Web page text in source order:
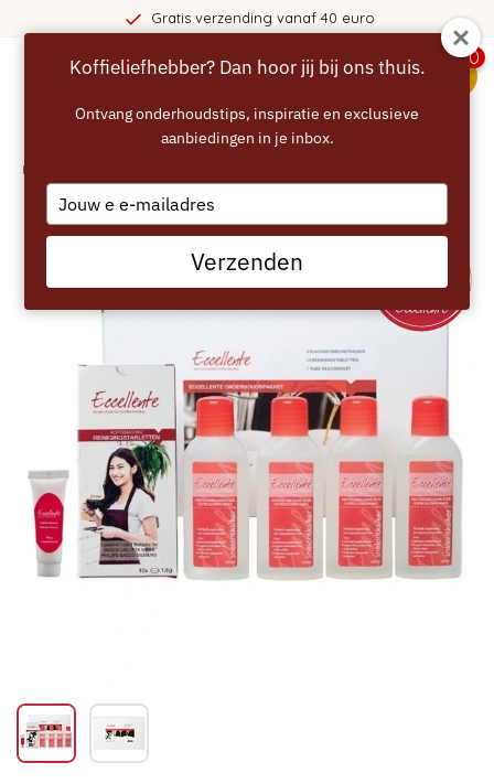
Gratis verzending vanaf 40 euro
0
Home
Koffieliefhebber? Dan hoor jij bij ons thuis.
Ontvang onderhoudstips, inspiratie en exclusieve
aanbiedingen in je inbox.
Type
your
email
Verzenden